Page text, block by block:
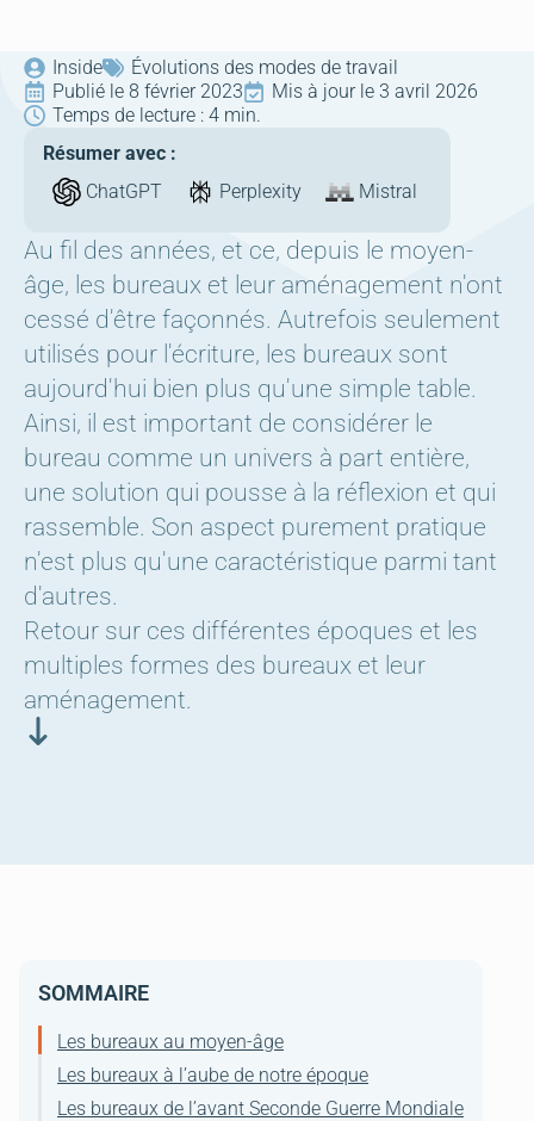
Inside
Évolutions des modes de travail
Publié le 8 février 2023 Mis à jour le 3 avril 2026
Temps de lecture : 4 min.
Résumer avec :
ChatGPT
Perplexity Mistral
Au fil des années, et ce, depuis le moyen-
âge, les bureaux et leur aménagement n'ont
cessé d'être façonnés. Autrefois seulement
utilisés pour l'écriture, les bureaux sont
aujourd'hui bien plus qu'une simple table.
Ainsi, il est important de considérer le
bureau comme un univers à part entière,
une solution qui pousse à la réflexion et qui
rassemble. Son aspect purement pratique
n'est plus qu'une caractéristique parmi tant
d'autres.
Retour sur ces différentes époques et les
multiples formes des bureaux et leur
aménagement.
SOMMAIRE
Les bureaux au moyen-âge
Les bureaux à l’aube de notre époque
Les bureaux de l’avant Seconde Guerre Mondiale